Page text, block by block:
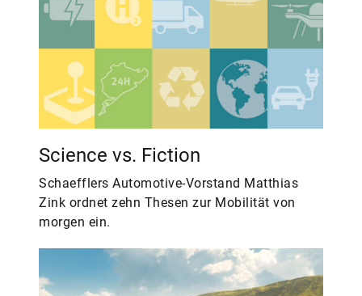
Science vs. Fiction
Schaefflers Automotive-Vorstand Matthias
Zink ordnet zehn Thesen zur Mobilität von
morgen ein.